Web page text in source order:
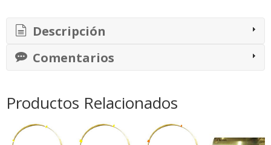
Descripción
Comentarios
Productos Relacionados